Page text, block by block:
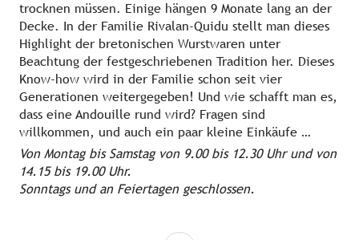
trocknen müssen. Einige hängen 9 Monate lang an der
Decke. In der Familie Rivalan-Quidu stellt man dieses
Highlight der bretonischen Wurstwaren unter
Beachtung der festgeschriebenen Tradition her. Dieses
Know-how wird in der Familie schon seit vier
Generationen weitergegeben! Und wie schafft man es,
dass eine Andouille rund wird? Fragen sind
willkommen, und auch ein paar kleine Einkäufe …
Von Montag bis Samstag von 9.00 bis 12.30 Uhr und von
14.15 bis 19.00 Uhr.
Sonntags und an Feiertagen geschlossen.